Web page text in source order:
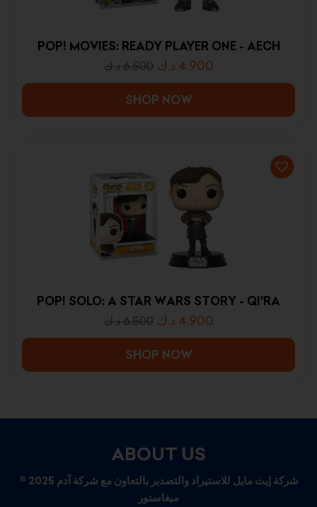
POP! MOVIES: READY PLAYER ONE - AECH
6.500 د.ك 4.900 د.ك
SHOP NOW
POP! SOLO: A STAR WARS STORY - QI'RA
6.500 د.ك 4.900 د.ك
SHOP NOW
ABOUT US
© 2025 شركة إيت مايل للاستيراد والتصدير بالتعاون مع شركة آدم
ميغاستور